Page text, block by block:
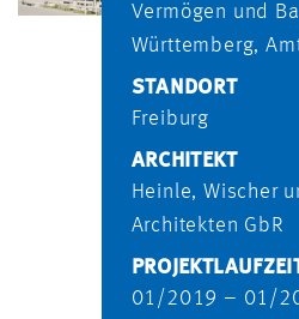
Vermögen und
Württemberg,
STANDORT
Freiburg
ARCHITEKT
Heinle, Wischer
Architekten GbR
01/2019 – 01/